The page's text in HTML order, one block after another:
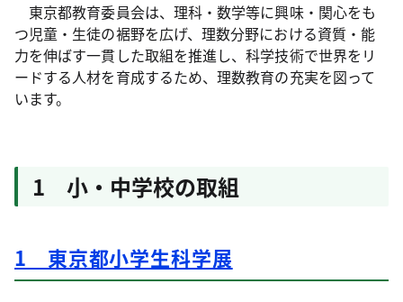
東京都教育委員会は、理科・数学等に興味・関心をも
つ児童・生徒の裾野を広げ、理数分野における資質・能
力を伸ばす一貫した取組を推進し、科学技術で世界をリ
ードする人材を育成するため、理数教育の充実を図って
います。
1 小・中学校の取組
1 東京都小学生科学展